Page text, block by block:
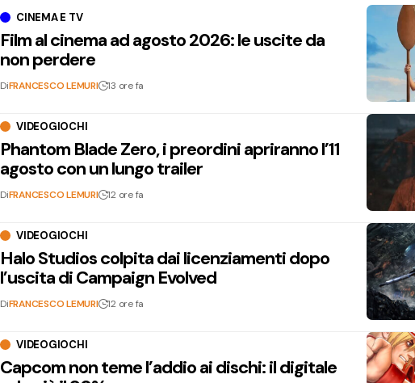
CINEMA E TV
Film al cinema ad agosto 2026: le uscite da
non perdere
DiFRANCESCO LEMURI 13 ore fa
VIDEOGIOCHI
Phantom Blade Zero, i preordini apriranno l’11
agosto con un lungo trailer
DiFRANCESCO LEMURI 12 ore fa
VIDEOGIOCHI
Halo Studios colpita dai licenziamenti dopo
l’uscita di Campaign Evolved
DiFRANCESCO LEMURI 12 ore fa
VIDEOGIOCHI
Capcom non teme l’addio ai dischi: il digitale